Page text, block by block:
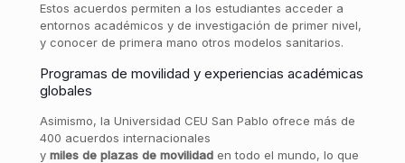
Estos acuerdos permiten a los estudiantes acceder a
entornos académicos y de investigación de primer nivel,
y conocer de primera mano otros modelos sanitarios.
Programas de movilidad y experiencias académicas
globales
Asimismo, la Universidad CEU San Pablo ofrece más de
400 acuerdos internacionales
y miles de plazas de movilidaden todo el mundo, lo que